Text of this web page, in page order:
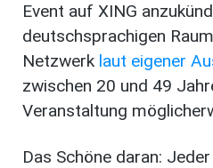
Event auf XING
deutschsprachigen
Netzwerk laut eigener
zwischen 20 und 49
Veranstaltung
Das Schöne daran: